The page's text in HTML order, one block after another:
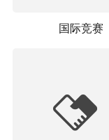
国际竞赛